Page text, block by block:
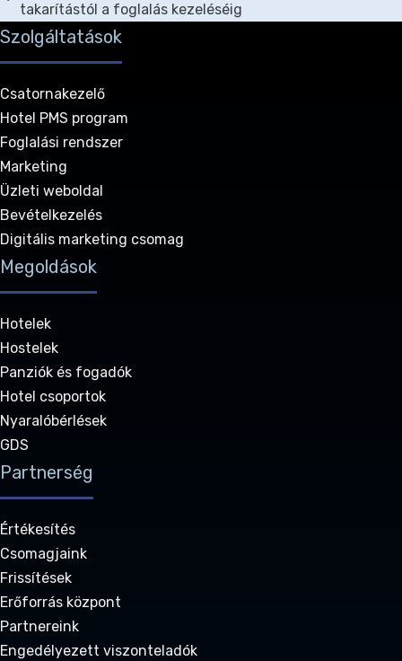
takarítástól a foglalás kezeléséig
Szolgáltatások
Csatornakezelő
Hotel PMS program
Foglalási rendszer
Marketing
Üzleti weboldal
Bevételkezelés
Digitális marketing csomag
Megoldások
Hotelek
Hostelek
Panziók és fogadók
Hotel csoportok
Nyaralóbérlések
GDS
Partnerség
Értékesítés
Csomagjaink
Frissítések
Erőforrás központ
Partnereink
Engedélyezett viszonteladók